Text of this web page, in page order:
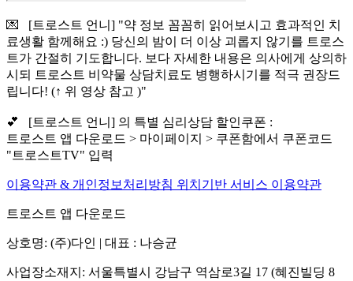
💌 [트로스트 언니] "약 정보 꼼꼼히 읽어보시고 효과적인 치
료생활 함께해요 :) 당신의 밤이 더 이상 괴롭지 않기를 트로스
트가 간절히 기도합니다. 보다 자세한 내용은 의사에게 상의하
시되 트로스트 비약물 상담치료도 병행하시기를 적극 권장드
립니다! (↑ 위 영상 참고 )"
💕 [트로스트 언니] 의 특별 심리상담 할인쿠폰 :
트로스트 앱 다운로드 > 마이페이지 > 쿠폰함에서 쿠폰코드
"트로스트TV" 입력
이용약관 & 개인정보처리방침 위치기반 서비스 이용약관
트로스트 앱 다운로드
상호명: (주)다인 | 대표 : 나승균
사업장소재지: 서울특별시 강남구 역삼로3길 17 (혜진빌딩 8